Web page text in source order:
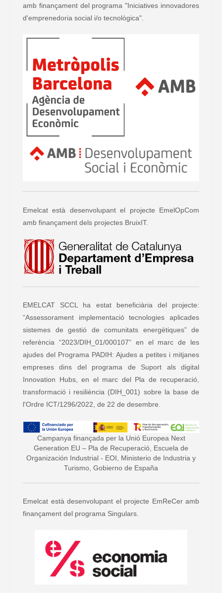
amb finançament del programa "Iniciatives innovadores
d'emprenedoria social i/o tecnològica".
Emelcat està desenvolupant el projecte EmelOpCom
amb finançament dels projectes BruixIT.
EMELCAT SCCL ha estat beneficiària del projecte:
“Assessorament implementació tecnologies aplicades
sistemes de gestió de comunitats energètiques” de
referència “2023/DIH_01/000107” en el marc de les
ajudes del Programa PADIH: Ajudes a petites i mitjanes
empreses dins del programa de Suport als digital
Innovation Hubs, en el marc del Pla de recuperació,
transformació i resiliència (DIH_001) sobre la base de
l'Ordre ICT/1296/2022, de 22 de desembre.
Campanya finançada per la Unió Europea Next
Generation EU – Pla de Recuperació, Escuela de
Organización Industrial - EOI, Ministerio de Industria y
Turismo, Gobierno de España
Emelcat està desenvolupant el projecte EmReCer amb
finançament del programa Singulars.